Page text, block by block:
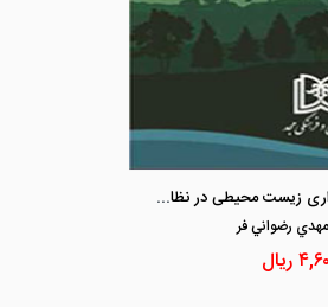
مقدمه ای بر سیاست گذاری زیست محیطی در نظام حقوقی ایران
رضواني فر
ریال